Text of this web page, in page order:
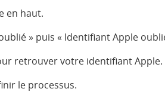
en haut.
» puis « Identifiant Apple
retrouver votre identifiant Apple.
le processus.